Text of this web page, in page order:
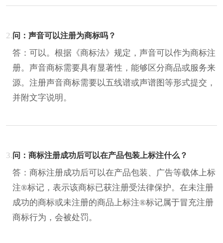
2.问：声音可以注册为商标吗？
答：可以。根据《商标法》规定，声音可以作为商标注
册。声音商标需要具有显著性，能够区分商品或服务来
源。注册声音商标需要以五线谱或声谱图等形式提交，
并附文字说明。
3.问：商标注册成功后可以在产品包装上标注什么？
答：商标注册成功后可以在产品包装、广告等载体上标
注®标记，表示该商标已获注册受法律保护。在未注册
成功的商标或未注册的商品上标注®标记属于冒充注册
商标行为，会被处罚。